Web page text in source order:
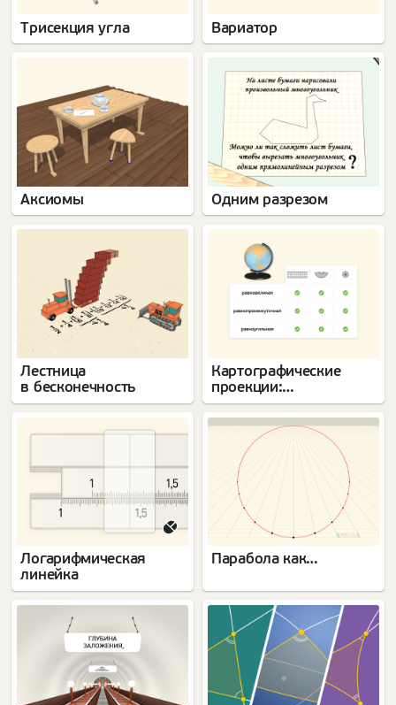
Трисекция угла Вариатор
Аксиомы Одним разрезом
Лестница
в бесконечность
Картографические
проекции:
геометрический
подход
Логарифмическая
линейка
Парабола как…